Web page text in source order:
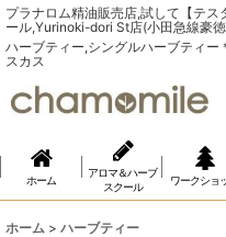
プラナロム精油販売店,試して【テ
ール,Yurinoki-dori St店(小田急線豪
ハーブティー,シングルハーブティ
スカス
ホーム
アロマ＆ハーブ
スクール
ワークショ
ホーム > ハーブティー